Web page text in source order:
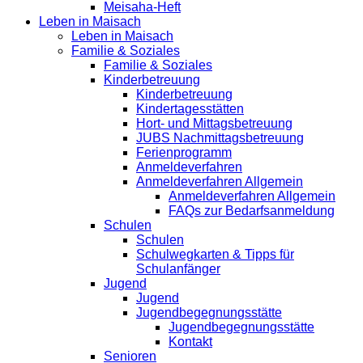
Meisaha-Heft
Leben in Maisach
Leben in Maisach
Familie & Soziales
Familie & Soziales
Kinderbetreuung
Kinderbetreuung
Kindertagesstätten
Hort- und Mittagsbetreuung
JUBS Nachmittagsbetreuung
Ferienprogramm
Anmeldeverfahren
Anmeldeverfahren Allgemein
Anmeldeverfahren Allgemein
FAQs zur Bedarfsanmeldung
Schulen
Schulen
Schulwegkarten & Tipps für
Schulanfänger
Jugend
Jugend
Jugendbegegnungsstätte
Jugendbegegnungsstätte
Kontakt
Senioren